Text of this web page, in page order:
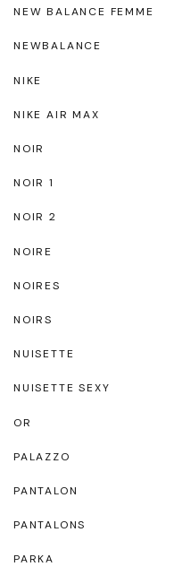
NEW BALANCE FEMME
NEWBALANCE
NIKE
NIKE AIR MAX
NOIR
NOIR 1
NOIR 2
NOIRE
NOIRES
NOIRS
NUISETTE
NUISETTE SEXY
OR
PALAZZO
PANTALON
PANTALONS
PARKA